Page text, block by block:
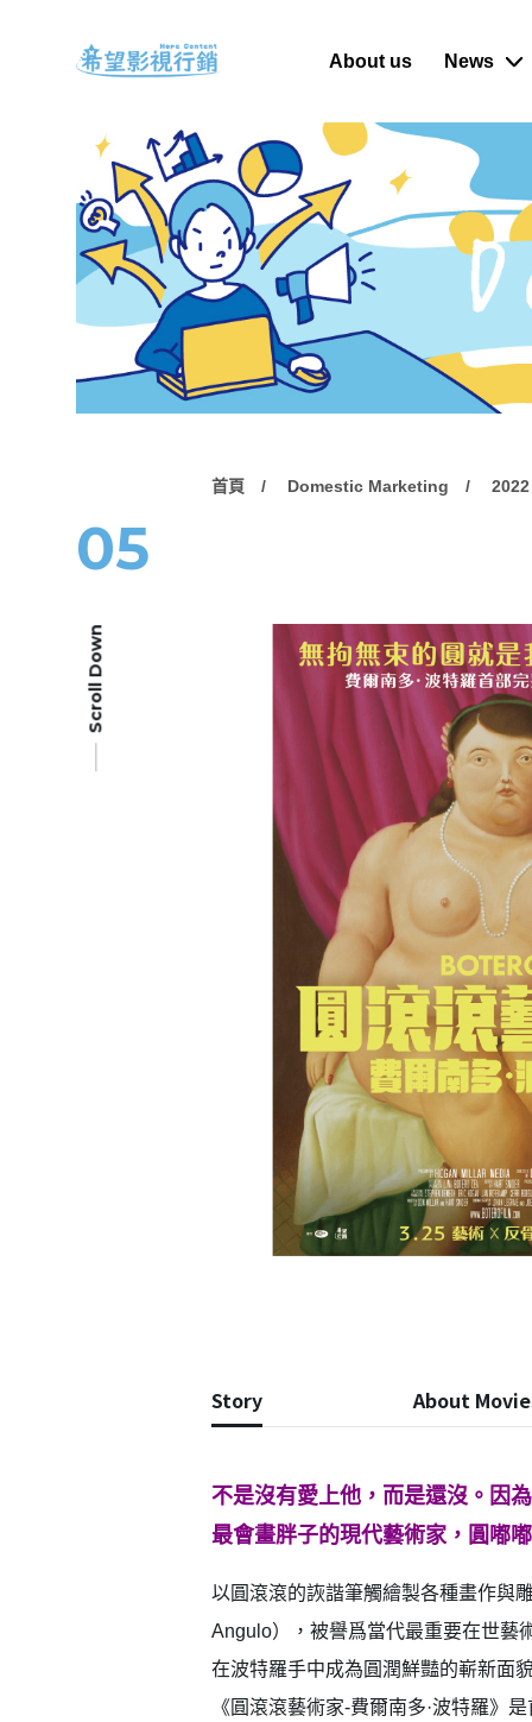
About us News
05
首頁 Domestic Marketing 2022
Scroll Down
Story About
不是沒有愛上他，而是還沒。因
最會畫胖子的現代藝術家，圓嘟
以圓滾滾的詼諧筆觸繪製各種畫作與
Angulo），被譽爲當代最重要在世藝
在波特羅手中成為圓潤鮮豔的嶄新面
《圓滾滾藝術家-費爾南多·波特羅》